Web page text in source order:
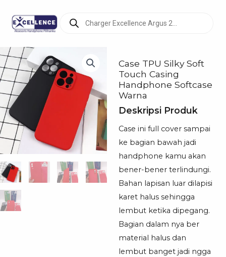
search
Case TPU Silky Soft
Touch Casing
Handphone Softcase
Warna
Deskripsi Produk
Case ini full cover sampai
ke bagian bawah jadi
handphone kamu akan
bener-bener terlindungi.
Bahan lapisan luar dilapisi
karet halus sehingga
lembut ketika dipegang.
Bagian dalam nya ber
material halus dan
lembut banget jadi ngga